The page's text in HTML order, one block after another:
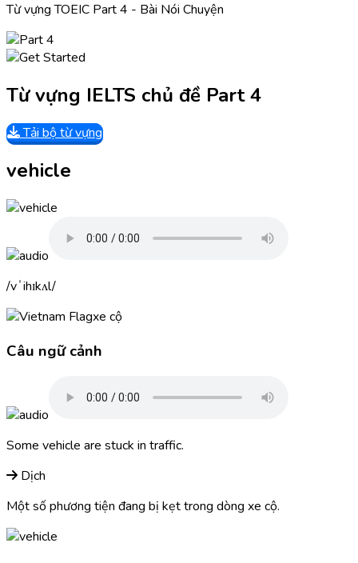
Từ vựng TOEIC Part 4 - Bài Nói Chuyện
Từ vựng IELTS chủ đề Part 4
Tải bộ từ vựng
vehicle
vˈihɪkʌl
xe cộ
Câu ngữ cảnh
Some vehicle are stuck in traffic.
Dịch
Một số phương tiện đang bị kẹt trong dòng xe cộ.